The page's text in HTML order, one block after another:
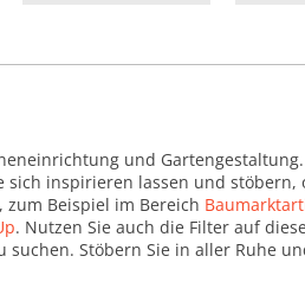
und
sich inspirieren lassen und stöbern,
Beispiel im Bereich
. Nutzen Sie auch die Filter auf
Stöbern Sie in aller Ruhe